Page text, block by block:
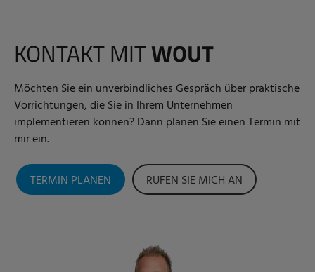
KONTAKT MITWOUT
Möchten Sie ein unverbindliches Gespräch über praktische
Vorrichtungen, die Sie in Ihrem Unternehmen
implementieren können? Dann planen Sie einen Termin mit
mir ein.
TERMIN PLANEN RUFEN SIE MICH AN